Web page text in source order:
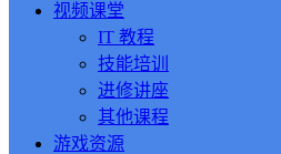
视频课堂
IT 教程
技能培训
进修讲座
其他课程
游戏资源